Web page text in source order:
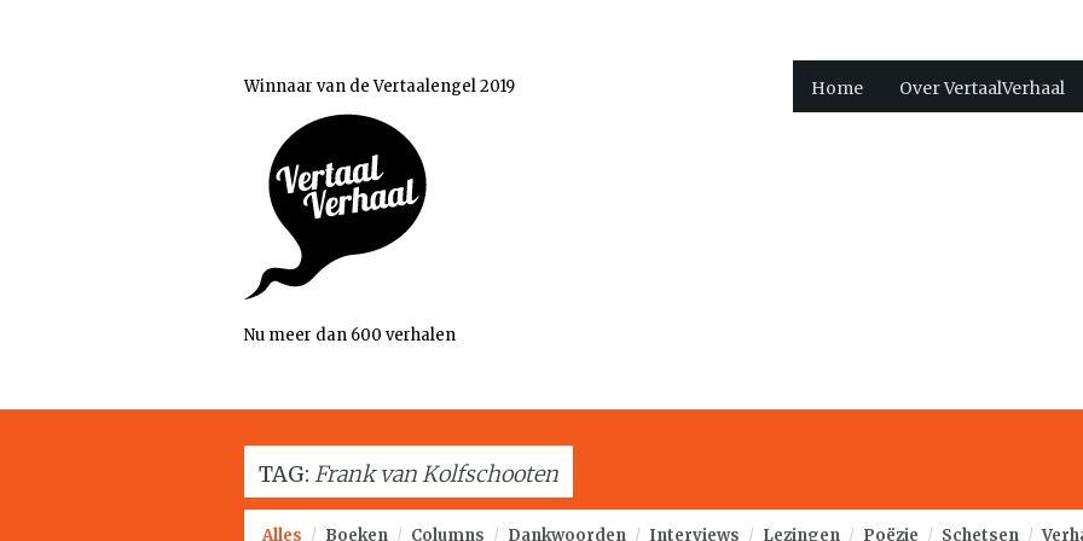
Winnaar van de Vertaalengel 2019
Nu meer dan 600 verhalen
Home Over VertaalVerhaal
TAG: Frank van Kolfschooten
Alles / Boeken / Columns / Dankwoorden / Interviews / Lezingen / Poëzie / Schetsen /